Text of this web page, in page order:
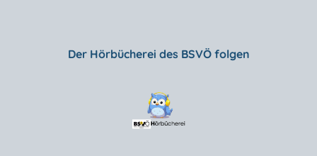
Der Hörbücherei des BSVÖ folgen